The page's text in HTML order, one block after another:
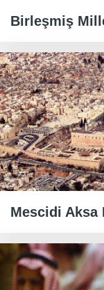
Birleşmiş
Mescidi Aksa